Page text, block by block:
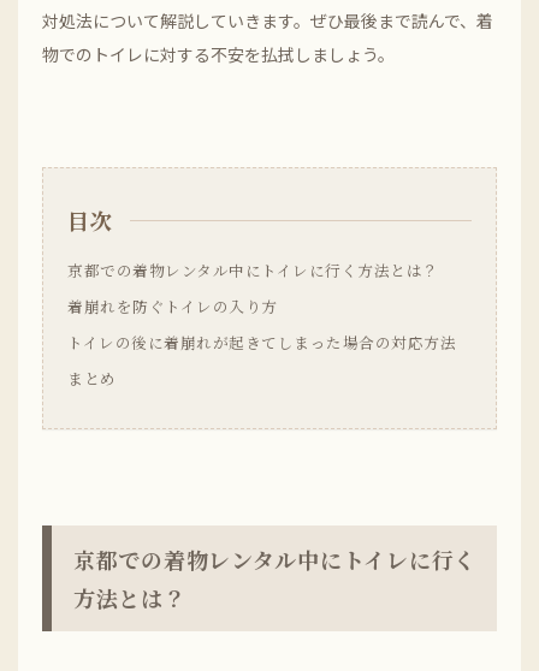
対処法について解説していきます。ぜひ最後まで読んで、着
物でのトイレに対する不安を払拭しましょう。
目次
京都での着物レンタル中にトイレに行く方法とは？
着崩れを防ぐトイレの入り方
トイレの後に着崩れが起きてしまった場合の対応方法
まとめ
京都での着物レンタル中にトイレに行く
方法とは？